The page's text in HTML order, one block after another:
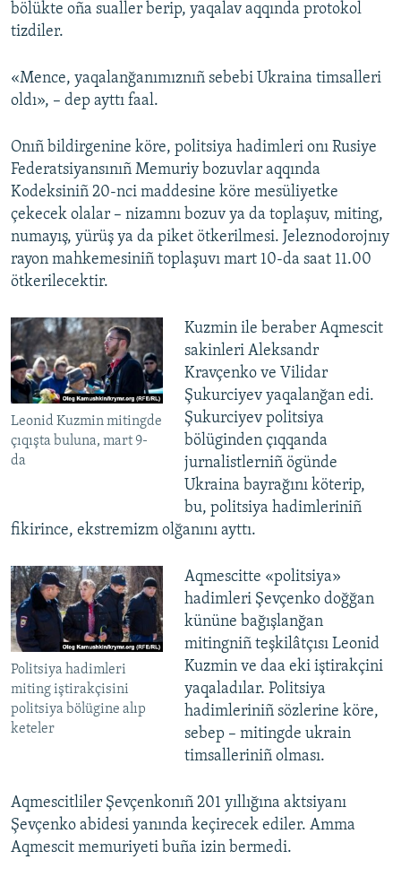
bölükte oña sualler berip, yaqalav aqqında protokol
tizdiler.
«Mence, yaqalanğanımıznıñ sebebi Ukraina timsalleri
oldı», – dep ayttı faal.
Onıñ bildirgenine köre, politsiya hadimleri onı Rusiye
Federatsiyansınıñ Memuriy bozuvlar aqqında
Kodeksiniñ 20-nci maddesine köre mesüliyetke
çekecek olalar – nizamnı bozuv ya da toplaşuv, miting,
numayış, yürüş ya da piket ötkerilmesi. Jeleznodorojnıy
rayon mahkemesiniñ toplaşuvı mart 10-da saat 11.00
ötkerilecektir.
Leonid Kuzmin mitingde
çıqışta buluna, mart 9-
da
Kuzmin ile beraber Aqmescit
sakinleri Aleksandr
Kravçenko ve Vilidar
Şukurciyev yaqalanğan edi.
Şukurciyev politsiya
bölüginden çıqqanda
jurnalistlerniñ ögünde
Ukraina bayrağını köterip,
bu, politsiya hadimleriniñ
fikirince, ekstremizm olğanını ayttı.
Politsiya hadimleri
miting iştirakçisini
politsiya bölügine alıp
keteler
Aqmescitte «politsiya»
hadimleri Şevçenko doğğan
kününe bağışlanğan
mitingniñ teşkilâtçısı Leonid
Kuzmin ve daa eki iştirakçini
yaqaladılar. Politsiya
hadimleriniñ sözlerine köre,
sebep – mitingde ukrain
timsalleriniñ olması.
Aqmescitliler Şevçenkonıñ 201 yıllığına aktsiyanı
Şevçenko abidesi yanında keçirecek ediler. Amma
Aqmescit memuriyeti buña izin bermedi.